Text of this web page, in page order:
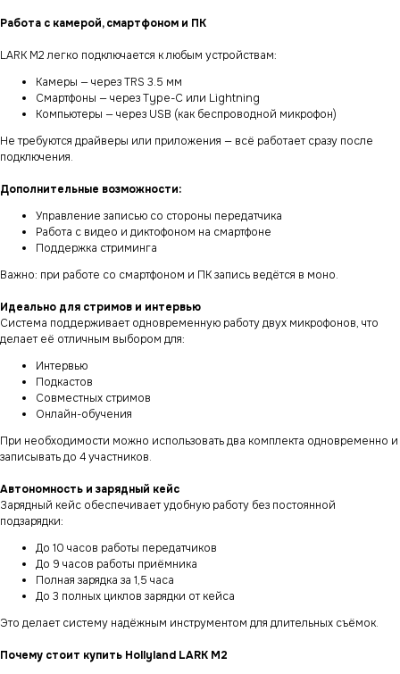
Работа с камерой, смартфоном и ПК
LARK M2 легко подключается к любым устройствам:
Камеры — через TRS 3.5 мм
Смартфоны — через Type-C или Lightning
Компьютеры — через USB (как беспроводной микрофон)
Не требуются драйверы или приложения — всё работает сразу после
подключения.
Дополнительные возможности:
Управление записью со стороны передатчика
Работа с видео и диктофоном на смартфоне
Поддержка стриминга
Важно: при работе со смартфоном и ПК запись ведётся в моно.
Идеально для стримов и интервью
Система поддерживает одновременную работу двух микрофонов, что
делает её отличным выбором для:
Интервью
Подкастов
Совместных стримов
Онлайн-обучения
При необходимости можно использовать два комплекта одновременно и
записывать до 4 участников.
Автономность и зарядный кейс
Зарядный кейс обеспечивает удобную работу без постоянной
подзарядки:
До 10 часов работы передатчиков
До 9 часов работы приёмника
Полная зарядка за 1,5 часа
До 3 полных циклов зарядки от кейса
Это делает систему надёжным инструментом для длительных съёмок.
Почему стоит купить Hollyland LARK M2